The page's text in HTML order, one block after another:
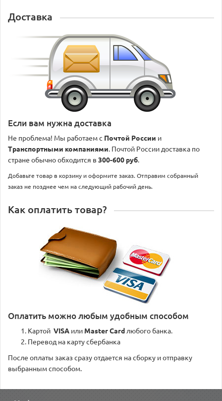
Доставка
Если вам нужна доставка
Не проблема! Мы работаем с Почтой России и
Транспортными компаниями. Почтой России доставка по
стране обычно обходится в 300-600 руб.
Добавьте товар в корзину и оформите заказ. Отправим собранный
заказ не позднее чем на следующий рабочий день.
Как оплатить товар?
Оплатить можно любым удобным способом
Картой VISA или Master Card любого банка.
Перевод на карту сбербанка
После оплаты заказ сразу отдается на сборку и отправку
выбранным способом.